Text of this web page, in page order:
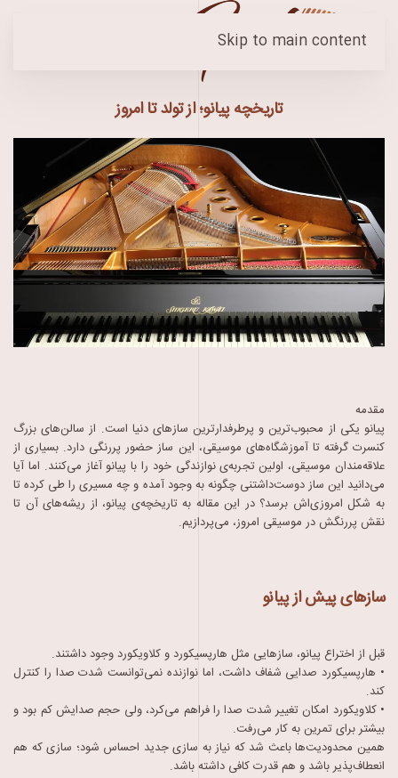
Skip to main content
تاریخچه پیانو؛ از تولد تا امروز
مقدمه
پیانو یکی از محبوب‌ترین و پرطرفدارترین سازهای دنیا است. از سالن‌های بزرگ
کنسرت گرفته تا آموزشگاه‌های موسیقی، این ساز حضور پررنگی دارد. بسیاری از
علاقه‌مندان موسیقی، اولین تجربه‌ی نوازندگی خود را با پیانو آغاز می‌کنند. اما آیا
می‌دانید این ساز دوست‌داشتنی چگونه به وجود آمده و چه مسیری را طی کرده تا
به شکل امروزی‌اش برسد؟ در این مقاله به تاریخچه‌ی پیانو، از ریشه‌های آن تا
نقش پررنگش در موسیقی امروز، می‌پردازیم.
سازهای پیش از پیانو
قبل از اختراع پیانو، سازهایی مثل هارپسیکورد و کلاویکورد وجود داشتند.
• هارپسیکورد صدایی شفاف داشت، اما نوازنده نمی‌توانست شدت صدا را کنترل
کند.
• کلاویکورد امکان تغییر شدت صدا را فراهم می‌کرد، ولی حجم صدایش کم بود و
بیشتر برای تمرین به کار می‌رفت.
همین محدودیت‌ها باعث شد که نیاز به سازی جدید احساس شود؛ سازی که هم
انعطاف‌پذیر باشد و هم قدرت کافی داشته باشد.